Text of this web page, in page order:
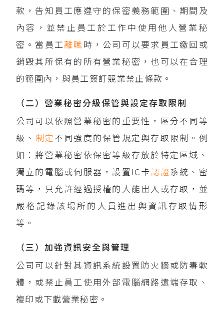
款，告知員工應遵守的保密義務範圍、期間及
內容，並禁止員工於工作中使用他人營業秘
密。當員工離職 時，公司可以要求員工繳回或
銷毀其所保有的所有營業秘密，也可以在合理
的範圍內，與員工簽訂競業禁止條款。
（二）營業秘密分級保管與設定存取限制
公司可以依照營業秘密的重要性，區分不同等
級、 制定不同強度的保管規定與存取限制。例
如：將營業秘密依保密等級存放於特定區域、
獨立的電腦或伺服器，設置IC卡認證系統、密
碼等，只允許經過授權的人能出入或存取，並
嚴格記錄該場所的人員進出與資訊存取情形
等。
（三）加強資訊安全與管理
公司可以針對其資訊系統設置防火牆或防毒軟
體，或禁止員工使用外部電腦網路遠端存取、
複印或下載營業秘密。